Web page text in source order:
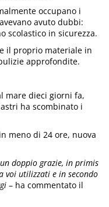
occupano i
avuto dubbi:
scolastico in sicurezza.
il proprio materiale in
approfondite.
mare dieci giorni fa,
ha scombinato i
meno di 24 ore, nuova
doppio grazie, in primis
voi utilizzati e in secondo
– ha commentato il